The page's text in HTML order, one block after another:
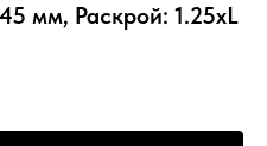
мм, Раскрой: 1.25хL